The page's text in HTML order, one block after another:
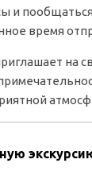
и
время
на